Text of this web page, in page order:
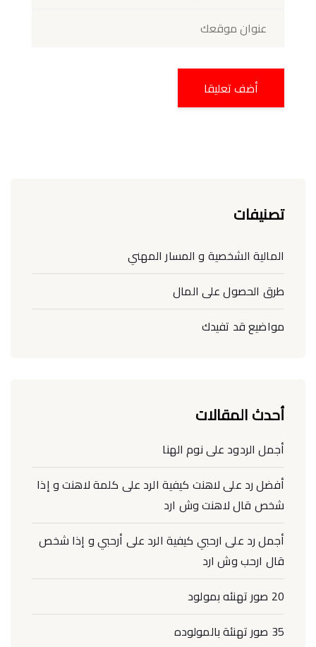
تصنيفات
المالية الشخصية و المسار المهني
طرق الحصول على المال
مواضيع قد تفيدك
أحدث المقالات
أجمل الردود على نوم الهنا
أفضل رد على لاهنت كيفية الرد على كلمة لاهنت و إذا
شخص قال لاهنت وش ارد
أجمل رد على ارحبي كيفية الرد على أرحبي و إذا شخص
قال ارحب وش ارد
20 صور تهنئه بمولود
35 صور تهنئة بالمولوده